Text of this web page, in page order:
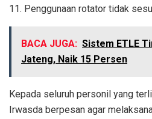
11. Penggunaan rotator tidak
BACA JUGA: Sistem ETLE
Jateng, Naik 15 Persen
Kepada seluruh personil yang
Irwasda berpesan agar